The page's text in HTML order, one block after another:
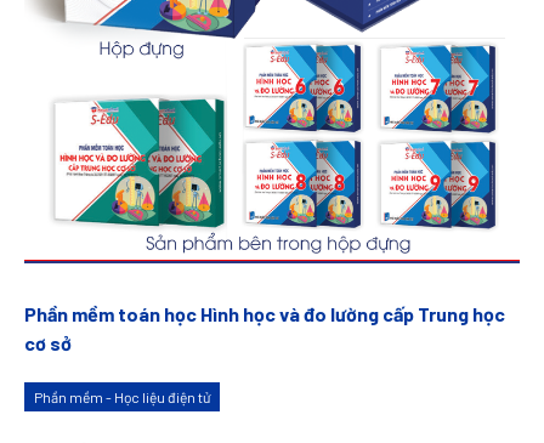
Phần mềm toán học Hình học và đo lường cấp Trung học
cơ sở
Phần mềm - Học liệu điện tử